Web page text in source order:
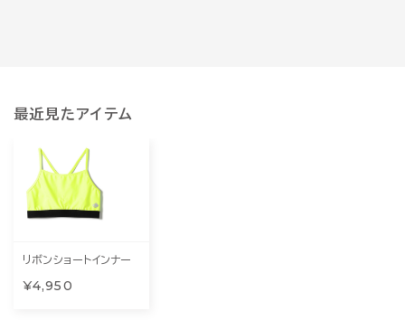
最近見たアイテム
リボンショートインナー
¥4,950